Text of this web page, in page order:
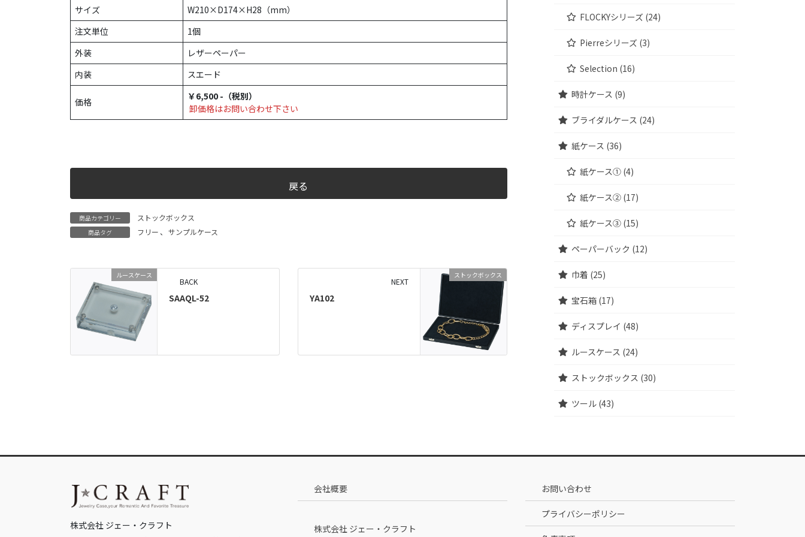
サイズ
W210×D174×H28（mm）
注文単位
1個
外装
レザーペーパー
内装
スエード
価格
￥6,500 -（税別）
卸価格はお問い合わせ下さい
戻る
商品カテゴリー ストックボックス
商品タグ フリー 、 サンプルケース
ルースケース
BACK
SAAQL-52
ストックボックス
NEXT
YA102
FLOCKYシリーズ (24)
Pierreシリーズ (3)
Selection (16)
時計ケース (9)
ブライダルケース (24)
紙ケース (36)
紙ケース① (4)
紙ケース② (17)
紙ケース③ (15)
ペーパーバック (12)
巾着 (25)
宝石箱 (17)
ディスプレイ (48)
ルースケース (24)
ストックボックス (30)
ツール (43)
株式会社 ジェー・クラフト
会社概要
株式会社 ジェー・クラフト
お問い合わせ
プライバシーポリシー